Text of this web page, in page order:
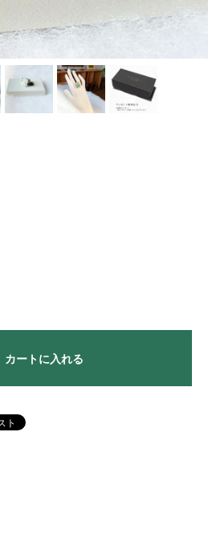
カートに入れる